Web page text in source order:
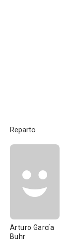
Reparto
Arturo García
Buhr